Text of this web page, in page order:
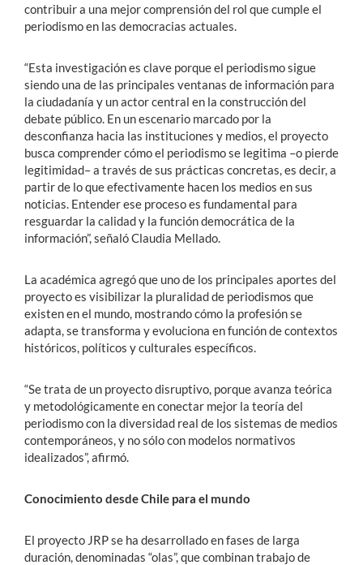
contribuir a una mejor comprensión del rol que cumple el
periodismo en las democracias actuales.
“Esta investigación es clave porque el periodismo sigue
siendo una de las principales ventanas de información para
la ciudadanía y un actor central en la construcción del
debate público. En un escenario marcado por la
desconfianza hacia las instituciones y medios, el proyecto
busca comprender cómo el periodismo se legitima –o pierde
legitimidad– a través de sus prácticas concretas, es decir, a
partir de lo que efectivamente hacen los medios en sus
noticias. Entender ese proceso es fundamental para
resguardar la calidad y la función democrática de la
información”, señaló Claudia Mellado.
La académica agregó que uno de los principales aportes del
proyecto es visibilizar la pluralidad de periodismos que
existen en el mundo, mostrando cómo la profesión se
adapta, se transforma y evoluciona en función de contextos
históricos, políticos y culturales específicos.
“Se trata de un proyecto disruptivo, porque avanza teórica
y metodológicamente en conectar mejor la teoría del
periodismo con la diversidad real de los sistemas de medios
contemporáneos, y no sólo con modelos normativos
idealizados”, afirmó.
Conocimiento desde Chile para el mundo
El proyecto JRP se ha desarrollado en fases de larga
duración, denominadas “olas”, que combinan trabajo de